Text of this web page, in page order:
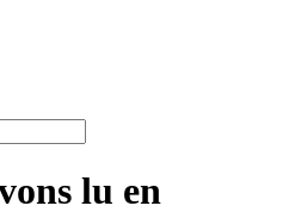
lu en